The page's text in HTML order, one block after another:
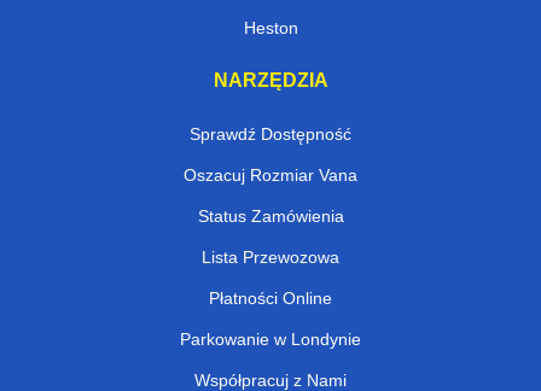
Heston
NARZĘDZIA
Sprawdź Dostępność
Oszacuj Rozmiar Vana
Status Zamówienia
Lista Przewozowa
Płatności Online
Parkowanie w Londynie
Współpracuj z Nami